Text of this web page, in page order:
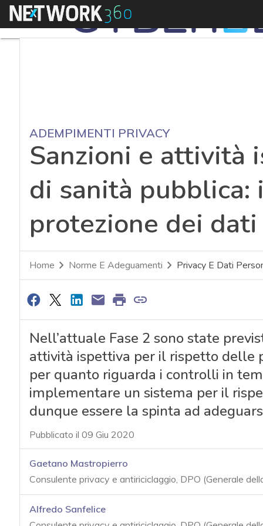
Menu
ADEMPIMENTI PRIVACY
Sanzioni e attività
di sanità
protezione dei
Home Norme E Adeguamenti Privacy E Dati
Nell’attuale Fase 2 sono state
attività ispettiva per il rispetto delle
per quanto riguarda i controlli in
implementare un sistema per il
dunque essere la spinta ad
Pubblicato il 09 Giu 2020
Gaetano Mastropierro
Consulente privacy e antiriciclaggio, DPO (Generale
Alfredo Sanfelice